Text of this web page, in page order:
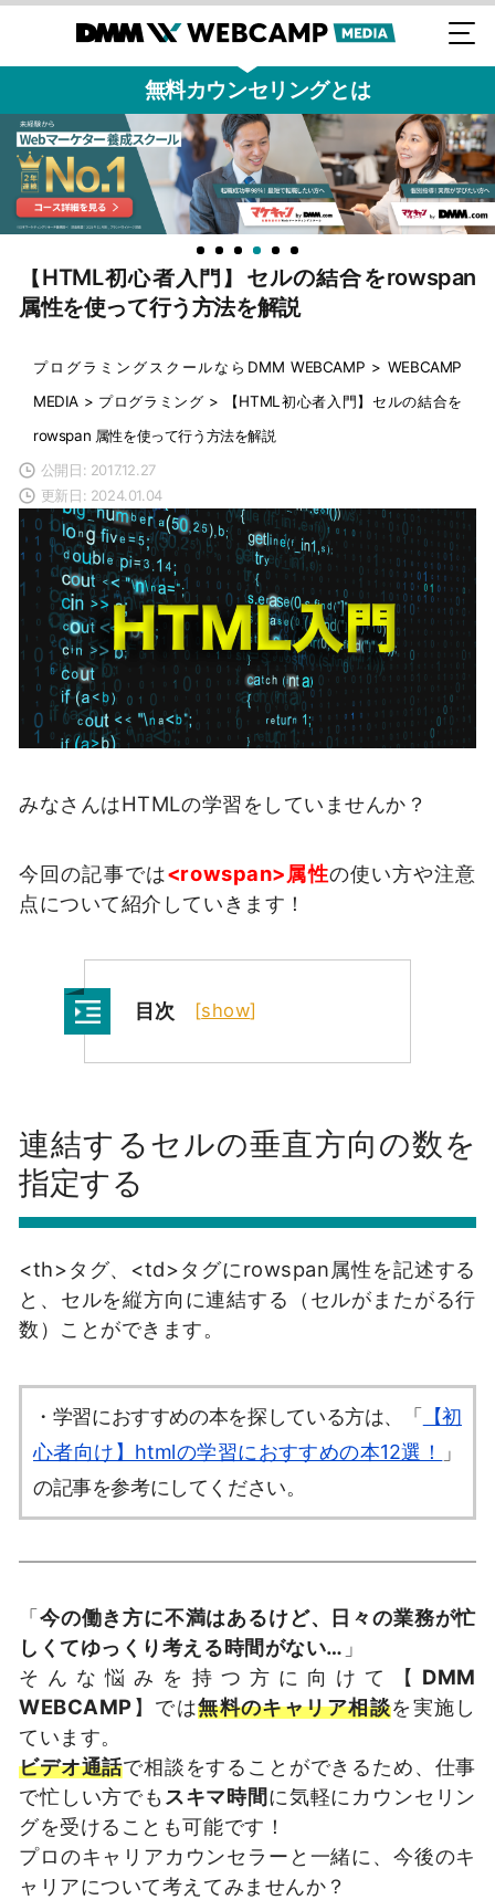
無料カウンセリングとは
【HTML初心者入門】セルの結合をrowspan
属性を使って行う方法を解説
プログラミングスクールならDMM WEBCAMP > WEBCAMP
MEDIA > プログラミング >
【HTML初心者入門】セルの結合を
rowspan 属性を使って行う方法を解説
公開日: 2017.12.27
更新日: 2024.01.04
みなさんはHTMLの学習をしていませんか？
今回の記事では<rowspan>属性の使い方や注意
点について紹介していきます！
目次 [show]
連結するセルの垂直方向の数を
指定する
<th>タグ、<td>タグにrowspan属性を記述する
と、セルを縦方向に連結する（セルがまたがる行
数）ことができます。
・学習におすすめの本を探している方は、「
【初
心者向け】htmlの学習におすすめの本12選！
」
の記事を参考にしてください。
「今の働き方に不満はあるけど、日々の業務が忙
しくてゆっくり考える時間がない… 」
そんな悩みを持つ方に向けて【 DMM
WEBCAMP】では無料のキャリア相談を実施し
ています。
ビデオ通話で相談をすることができるため、仕事
で忙しい方でも スキマ時間に気軽にカウンセリン
グを受けることも可能です！
プロのキャリアカウンセラーと一緒に、今後のキ
ャリアについて考えてみませんか？